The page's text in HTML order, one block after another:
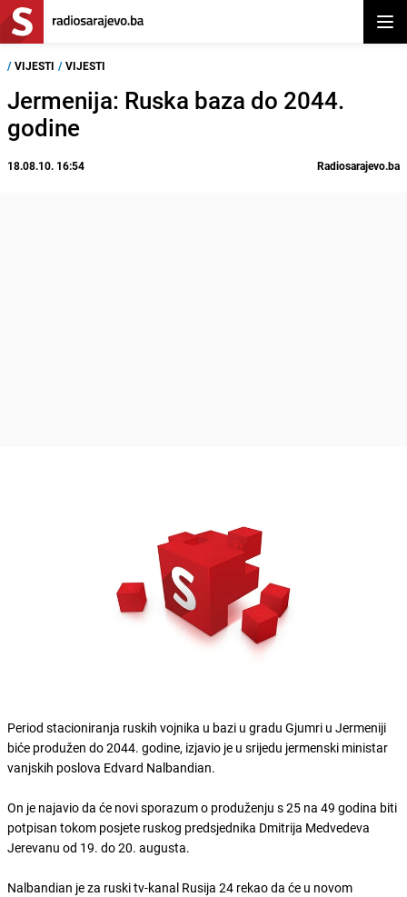
/ VIJESTI / VIJESTI
Jermenija: Ruska baza do 2044.
godine
18.08.10. 16:54 Radiosarajevo.ba
Period stacioniranja ruskih vojnika u bazi u gradu Gjumri u Jermeniji
biće produžen do 2044. godine, izjavio je u srijedu jermenski ministar
vanjskih poslova Edvard Nalbandian.
On je najavio da će novi sporazum o produženju s 25 na 49 godina biti
potpisan tokom posjete ruskog predsjednika Dmitrija Medvedeva
Jerevanu od 19. do 20. augusta.
Nalbandian je za ruski tv-kanal Rusija 24 rekao da će u novom